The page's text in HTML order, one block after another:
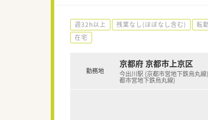
週32h以上 残業なし(ほぼなし含む) 転
在宅
勤務地
京都府 京都市上京区
今出川駅 (京都市営地下鉄烏丸
都市営地下鉄烏丸線)